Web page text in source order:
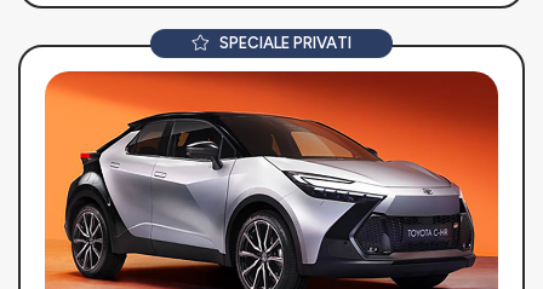
SPECIALE PRIVATI